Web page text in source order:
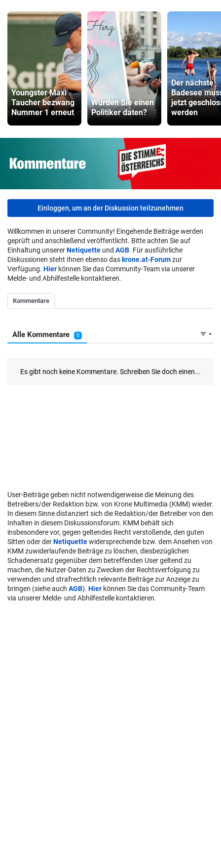
Youngster Maxi
Taucher bezwang
Nummer 1 erneut
Würden Sie einen
Politiker daten?
Der nächste
Badesee
jetzt
werden
Einloggen, um an der Diskussion teilzunehmen
Willkommen in unserer Community! Eingehende Beiträge werden
geprüft und anschließend veröffentlicht. Bitte achten Sie auf
Einhaltung unsererNetiquette und AGB. Für ausführliche
Diskussionen steht Ihnen ebenso das krone.at-Forumzur
Verfügung. Hier können Sie das Community-Team via unserer
Melde- und Abhilfestelle kontaktieren.
User-Beiträge geben nicht notwendigerweise die Meinung des
Betreibers/der Redaktion bzw. von Krone Multimedia (KMM) wieder.
In diesem Sinne distanziert sich die Redaktion/der Betreiber von den
Inhalten in diesem Diskussionsforum. KMM behält sich
insbesondere vor, gegen geltendes Recht verstoßende, den guten
Sitten oder derNetiquettewidersprechende bzw. dem Ansehen von
KMM zuwiderlaufende Beiträge zu löschen, diesbezüglichen
Schadenersatz gegenüber dem betreffenden User geltend zu
machen, die Nutzer-Daten zu Zwecken der Rechtsverfolgung zu
verwenden und strafrechtlich relevante Beiträge zur Anzeige zu
bringen (siehe auch AGB). Hier können Sie das Community-Team
via unserer Melde- und Abhilfestelle kontaktieren.